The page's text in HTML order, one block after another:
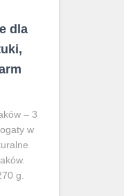
dla
– 3
w
g.